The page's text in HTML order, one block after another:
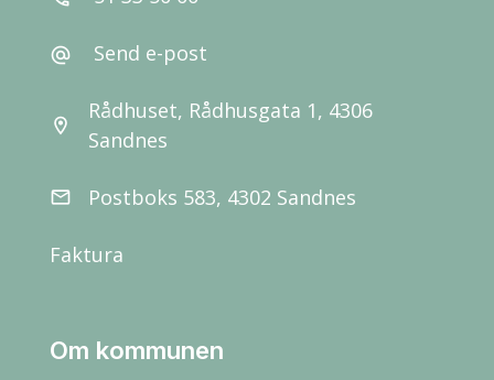
alternate_email Send e-post
location_on
Rådhuset, Rådhusgata 1, 4306
Sandnes
email Postboks 583, 4302 Sandnes
Faktura
Om kommunen